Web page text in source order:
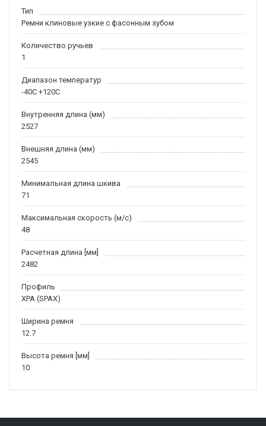
Тип
Ремни клиновые узкие с фасонным зубом
Количество ручьев
1
Диапазон температур
-40С +120С
Внутренняя длина (мм)
2527
Внешняя длина (мм)
2545
Минимальная длина шкива
71
Максимальная скорость (м/c)
48
Расчетная длина [мм]
2482
Профиль
XPA (SPAX)
Ширина ремня
12.7
Высота ремня [мм]
10